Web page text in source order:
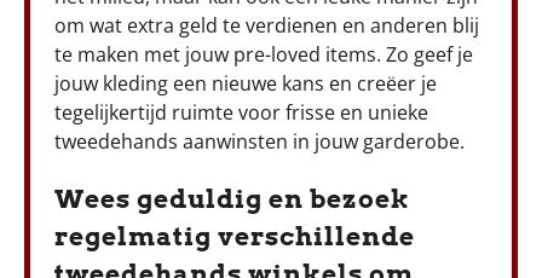
om wat extra geld te verdienen en anderen blij
te maken met jouw pre-loved items. Zo geef je
jouw kleding een nieuwe kans en creëer je
tegelijkertijd ruimte voor frisse en unieke
tweedehands aanwinsten in jouw garderobe.
Wees geduldig en bezoek
regelmatig verschillende